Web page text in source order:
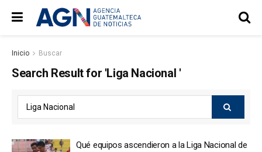
Inicio Buscar
Search Result for 'Liga Nacional '
Qué equipos ascendieron a la Liga Nacional de